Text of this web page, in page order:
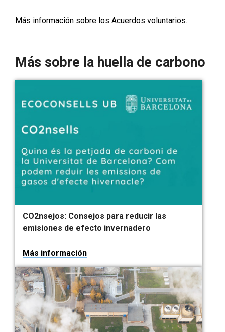
Más información sobre los Acuerdos voluntarios.
Más sobre la huella de carbono
CO2nsejos: Consejos para reducir las
emisiones de efecto invernadero
Más información